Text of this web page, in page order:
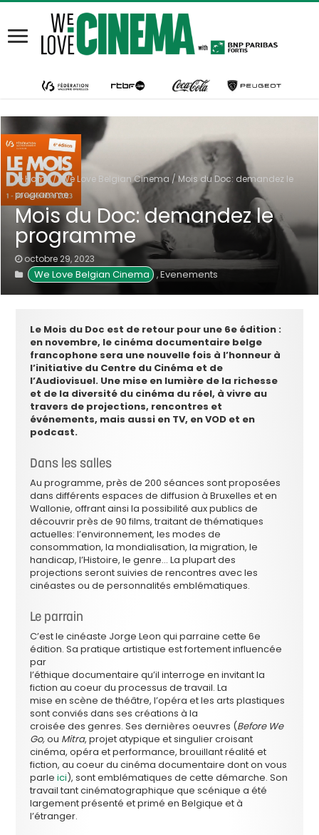
Home/ We Love Belgian Cinema / Mois du Doc: demandez le
programme
Mois du Doc: demandez le
programme
octobre 29, 2023
We Love Belgian Cinema ,Evenements
Le Mois du Doc est de retour pour une 6e édition :
en novembre, le cinéma documentaire belge
francophone sera une nouvelle fois à l’honneur à
l’initiative du Centre du Cinéma et de
l’Audiovisuel. Une mise en lumière de la richesse
et de la diversité du cinéma du réel, à vivre au
travers de projections, rencontres et
événements, mais aussi en TV, en VOD et en
podcast.
Dans les salles
Au programme, près de 200 séances sont proposées
dans différents espaces de diffusion à Bruxelles et en
Wallonie, offrant ainsi la possibilité aux publics de
découvrir près de 90 films, traitant de thématiques
actuelles: l’environnement, les modes de
consommation, la mondialisation, la migration, le
handicap, l’Histoire, le genre… La plupart des
projections seront suivies de rencontres avec les
cinéastes ou de personnalités emblématiques.
Le parrain
C’est le cinéaste Jorge Leon qui parraine cette 6e
édition. Sa pratique artistique est fortement influencée
par
l’éthique documentaire qu’il interroge en invitant la
fiction au coeur du processus de travail. La
mise en scène de théâtre, l’opéra et les arts plastiques
sont conviés dans ses créations à la
croisée des genres. Ses dernières oeuvres (Before We
Go,ou Mitra, projet atypique et singulier croisant
cinéma, opéra et performance, brouillant réalité et
fiction, au coeur du cinéma documentaire dont on vous
parleici), sont emblématiques de cette démarche. Son
travail tant cinématographique que scénique a été
largement présenté et primé en Belgique et à
l’étranger.